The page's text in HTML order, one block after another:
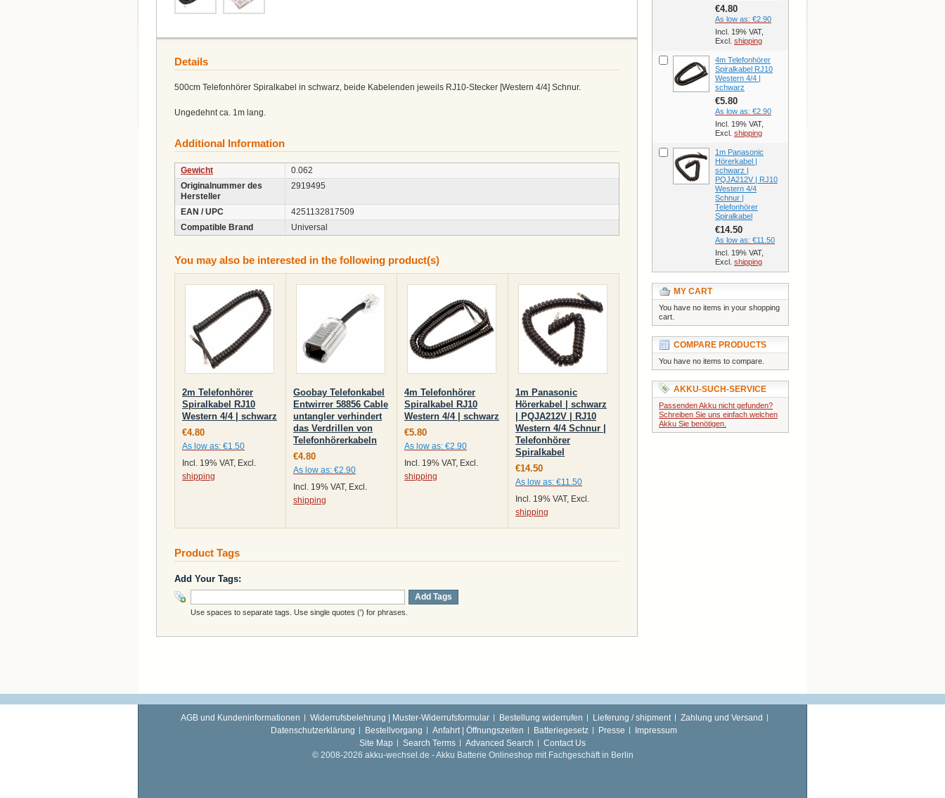
Details
500cm Telefonhörer Spiralkabel in schwarz, beide Kabelenden jeweils RJ10-Stecker [Western 4/4] Schnur.
Ungedehnt ca. 1m lang.
Additional Information
Gewicht
0.062
Originalnummer des
Hersteller
2919495
EAN / UPC
4251132817509
Compatible Brand
Universal
You may also be interested in the following product(s)
2m Telefonhörer
Spiralkabel RJ10
Western 4/4 | schwarz
€4.80
As low as: €1.50
Incl. 19% VAT, Excl.
shipping
Goobay Telefonkabel
Entwirrer 58856 Cable
untangler verhindert
das Verdrillen von
Telefonhörerkabeln
€4.80
As low as: €2.90
Incl. 19% VAT, Excl.
shipping
4m Telefonhörer
Spiralkabel RJ10
Western 4/4 | schwarz
€5.80
As low as: €2.90
Incl. 19% VAT, Excl.
shipping
1m Panasonic
Hörerkabel | schwarz
| PQJA212V | RJ10
Western 4/4 Schnur |
Telefonhörer
Spiralkabel
€14.50
As low as: €11.50
Incl. 19% VAT, Excl.
shipping
Product Tags
Add Your Tags:
Add Tags
Use spaces to separate tags. Use single quotes (') for phrases.
€4.80
As low as: €2.90
Incl. 19% VAT,
Excl. shipping
4m Telefonhörer
Spiralkabel RJ10
Western 4/4 |
schwarz
€5.80
As low as: €2.90
Incl. 19% VAT,
Excl. shipping
1m Panasonic
Hörerkabel |
schwarz |
PQJA212V | RJ10
Western 4/4
Schnur |
Telefonhörer
Spiralkabel
€14.50
As low as: €11.50
Incl. 19% VAT,
Excl. shipping
MY CART
You have no items in your shopping
cart.
COMPARE PRODUCTS
You have no items to compare.
AKKU-SUCH-SERVICE
Passenden Akku nicht gefunden?
Schreiben Sie uns einfach welchen
Akku Sie benötigen.
AGB und Kundeninformationen Widerrufsbelehrung | Muster-Widerrufsformular Bestellung widerrufen Lieferung / shipment
Zahlung und Versand
Datenschutzerklärung
Bestellvorgang Anfahrt | Öffnungszeiten Batteriegesetz Presse
Impressum
Site Map
Search Terms Advanced Search
Contact Us
© 2008-2026 akku-wechsel.de - Akku Batterie Onlineshop mit Fachgeschäft in Berlin